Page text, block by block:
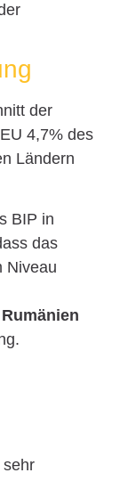
der
4,7% des
Ländern
BIP in
das
Niveau
Rumänien
sehr